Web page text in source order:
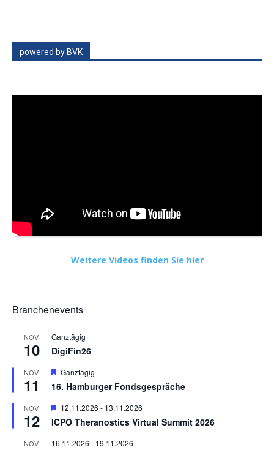
powered by BVK
Weitere Videos finden Sie hier
Branchenevents
NOV.
10
Ganztägig
DigiFin26
NOV.
11
Hervorgehoben
Ganztägig
16. Hamburger Fondsgespräche
NOV.
12
Hervorgehoben
12.11.2026 - 13.11.2026
ICPO Theranostics Virtual Summit 2026
NOV. 16.11.2026 - 19.11.2026